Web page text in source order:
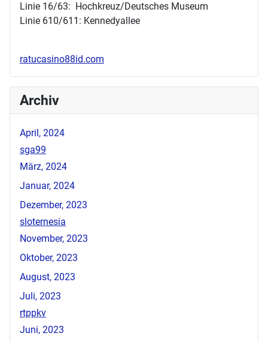
Linie 16/63: Hochkreuz/Deutsches Museum
Linie 610/611: Kennedyallee
ratucasino88id.com
Archiv
April, 2024
sga99
März, 2024
Januar, 2024
Dezember, 2023
sloternesia
November, 2023
Oktober, 2023
August, 2023
Juli, 2023
rtppkv
Juni, 2023